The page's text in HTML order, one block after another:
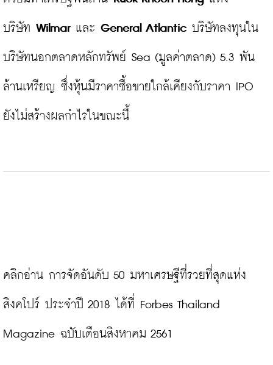
บริษัท Wilmar และ General Atlantic บริษัทลงทุนใน
บริษัทนอกตลาดหลักทรัพย์ Sea (มูลค่าตลาด) 5.3 พัน
ล้านเหรียญ ซึ่งหุ้นมีราคาซื้อขายใกล้เคียงกับราคา IPO
ยังไม่สร้างผลกำไรในขณะนี้
คลิกอ่าน การจัดอันดับ 50 มหาเศรษฐีที่รวยที่สุดแห่ง
สิงคโปร์ ประจำปี 2018 ได้ที่ Forbes Thailand
Magazine ฉบับเดือนสิงหาคม 2561